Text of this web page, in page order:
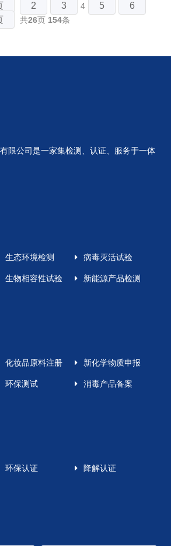
2 3 4 5
6
共26页 154条
限公司是一家集检测、认证、服务于一体
生态环境检测 病毒灭活试验
生物相容性试验 新能源产品检测
化妆品原料注册 新化学物质申报
环保测试 消毒产品备案
环保认证 降解认证